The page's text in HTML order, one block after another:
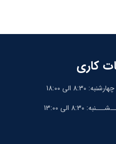
کاری
8:30 الی 18:00
8:30 الی 13:00